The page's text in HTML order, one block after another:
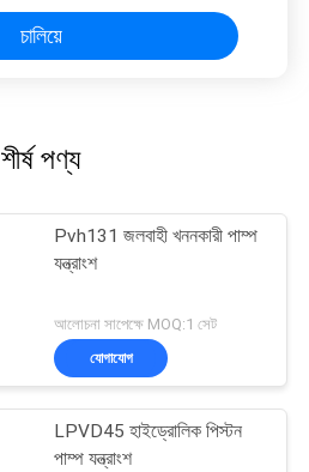
চালিয়ে
শীর্ষ পণ্য
Pvh131 জলবাহী খননকারী পাম্প
যন্ত্রাংশ
আলোচনা সাপেক্ষে MOQ:1 সেট
যোগাযোগ
LPVD45 হাইড্রোলিক পিস্টন
পাম্প যন্ত্রাংশ